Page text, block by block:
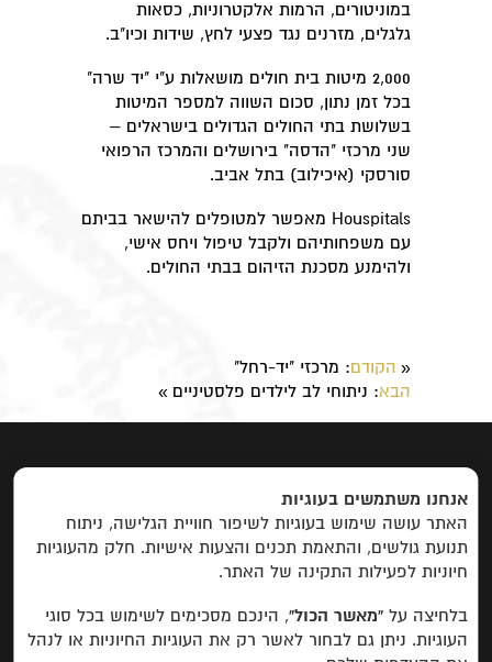
במוניטורים, הרמות אלקטרוניות, כסאות
גלגלים, מזרנים נגד פצעי לחץ, שידות וכיו"ב.
2,000 מיטות בית חולים מושאלות ע"י "יד שרה"
בכל זמן נתון, סכום השווה למספר המיטות
בשלושת בתי החולים הגדולים בישראלים –
שני מרכזי "הדסה" בירושלים והמרכז הרפואי
סורסקי (איכילוב) בתל אביב.
Houspitals מאפשר למטופלים להישאר בביתם
עם משפחותיהם ולקבל טיפול ויחס אישי,
ולהימנע מסכנת הזיהום בבתי החולים.
« הקודם: ​מרכזי "יד-רחל"
הבא: ​ניתוחי לב לילדים פלסטיניים »
פרויקטים לפי קטגוריות:
פיתוח כלכלי חינוך, מחקר ופיתוח משאבים
שהסתיימו
2015 © קרן אבן הזית
אנחנו משתמשים בעוגיות
האתר עושה שימוש בעוגיות לשיפור חוויית הגלישה, ניתוח
תנועת גולשים, והתאמת תכנים והצעות אישיות. חלק מהעוגיות
חיוניות לפעילות התקינה של האתר.
בלחיצה על“מאשר הכול”, הינכם מסכימים לשימוש בכל סוגי
העוגיות. ניתן גם לבחור לאשר רק את העוגיות החיוניות או לנהל